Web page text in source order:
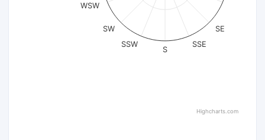
SE
SSE
S
SSW
SW
WSW
Highcharts.com